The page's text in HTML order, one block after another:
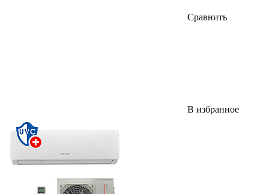
Сравнить
В избранное